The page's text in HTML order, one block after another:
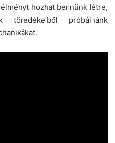
hozhat bennünk létre,
próbálnánk